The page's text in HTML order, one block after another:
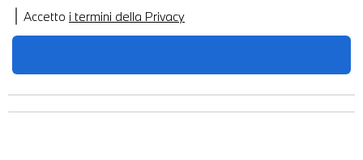
Accetto i termini della Privacy